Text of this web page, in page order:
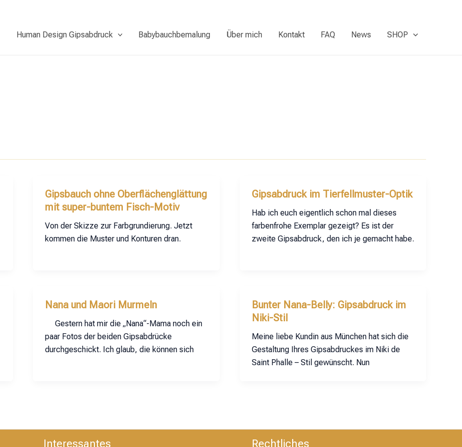
Human Design Gipsabdruck Babybauchbemalung Über mich Kontakt FAQ News SHOP
Gipsbauch ohne Oberflächenglättung
mit super-buntem Fisch-Motiv
Von der Skizze zur Farbgrundierung. Jetzt
kommen die Muster und Konturen dran.
Gipsabdruck im Tierfellmuster-Optik
Hab ich euch eigentlich schon mal dieses
farbenfrohe Exemplar gezeigt? Es ist der
zweite Gipsabdruck, den ich je gemacht habe.
Nana und Maori Murmeln
Gestern hat mir die „Nana“-Mama noch ein
paar Fotos der beiden Gipsabdrücke
durchgeschickt. Ich glaub, die können sich
Bunter Nana-Belly: Gipsabdruck im
Niki-Stil
Meine liebe Kundin aus München hat sich die
Gestaltung Ihres Gipsabdruckes im Niki de
Saint Phalle – Stil gewünscht. Nun
Interessantes Rechtliches